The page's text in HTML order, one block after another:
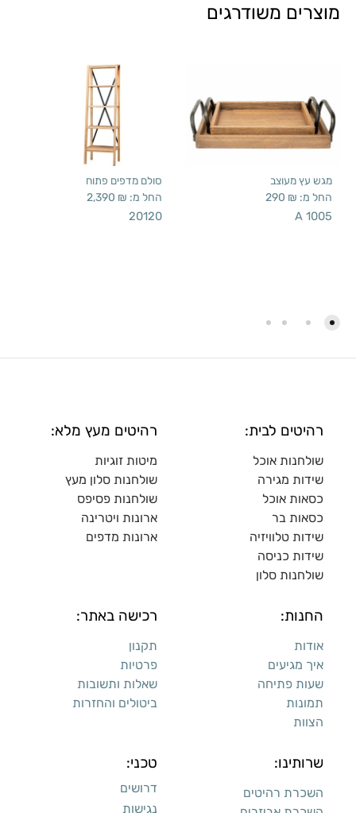
מוצרים משודרגים
מגש עץ מעוצב
החל מ: 290 ₪
A 1005
סולם מדפים פתוח
החל מ: 2,390 ₪
20120
רהיטים לבית:
שולחנות אוכל
שידות מגירה
כסאות אוכל
כסאות בר
שידות טלוויזיה
שידות כניסה
שולחנות סלון
רהיטים מעץ מלא:
מיטות זוגיות
שולחנות סלון מעץ
שולחנות פסיפס
ארונות ויטרינה
ארונות מדפים
החנות:
אודות
איך מגיעים
שעות פתיחה
תמונות
הצוות
רכישה באתר:
תקנון
פרטיות
שאלות ותשובות
ביטולים והחזרות
שרותינו:
השכרת רהיטים
טכני:
דרושים
נגישות